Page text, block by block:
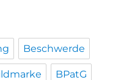
Beschwerde
BPatG